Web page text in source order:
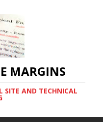
MARGINS
SITE AND TECHNICAL